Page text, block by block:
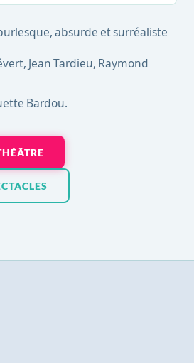
absurde et surréaliste
Jean Tardieu, Raymond
Bardou.